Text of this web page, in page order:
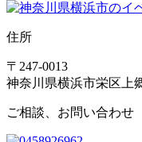
住所
〒247-0013
神奈川県横浜市栄区上
ご相談、お問い合わせ